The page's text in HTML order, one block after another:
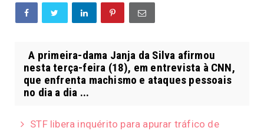
A primeira-dama Janja da Silva afirmou
nesta terça-feira (18), em entrevista à CNN,
que enfrenta machismo e ataques pessoais
no dia a dia ...
STF libera inquérito para apurar tráfico de